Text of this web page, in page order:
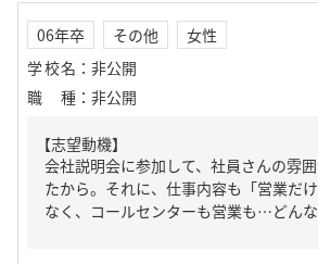
06年卒 その他
女性
学校名 ： 非公開
職種 ： 非公開
【志望動機】
会社説明会に参加して、社員さんの雰
たから。それに、仕事内容も「営業だ
なく、コールセンターも営業も…どん